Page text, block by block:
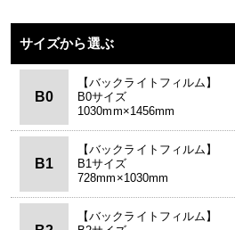
サイズから選ぶ
B0
【バックライトフィルム】
B0サイズ
1030mm×1456mm
B1
【バックライトフィルム】
B1サイズ
728mm×1030mm
【バックライトフィルム】